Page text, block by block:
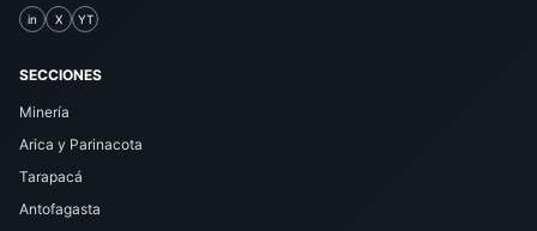
in X YT
SECCIONES
Minería
Arica y Parinacota
Tarapacá
Antofagasta